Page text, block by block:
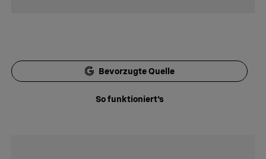
Bevorzugte Quelle
So funktioniert's